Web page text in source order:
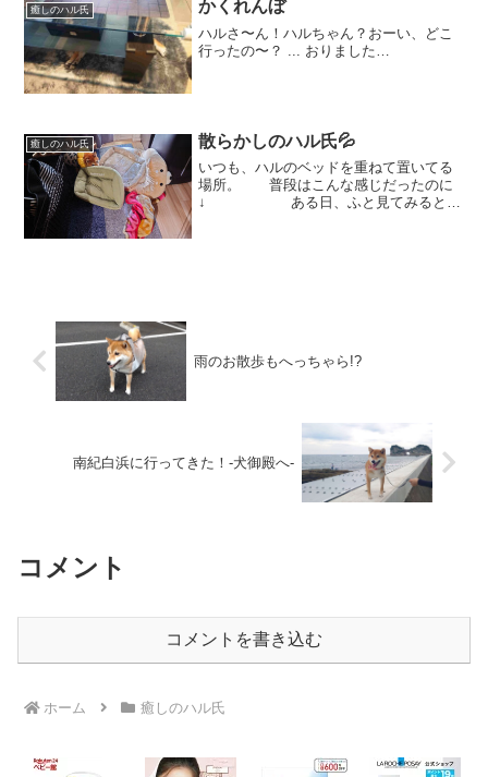
癒しのハル氏 かくれんぼ
ハルさ〜ん！ハルちゃん？おーい、どこ
行ったの〜？ ... おりました…
癒しのハル氏 散らかしのハル氏💦
いつも、ハルのベッドを重ねて置いてる
場所。 普段はこんな感じだったのに
↓ ある日、ふと見てみると荒
雨のお散歩もへっちゃら!?
南紀白浜に行ってきた！-犬御殿へ-
コメント
コメントを書き込む
ホーム 癒しのハル氏